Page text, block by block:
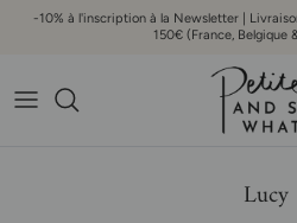
Aller au contenu
-10% à l'inscription à la Newsletter |
150€ (France, Belgique
Lucy